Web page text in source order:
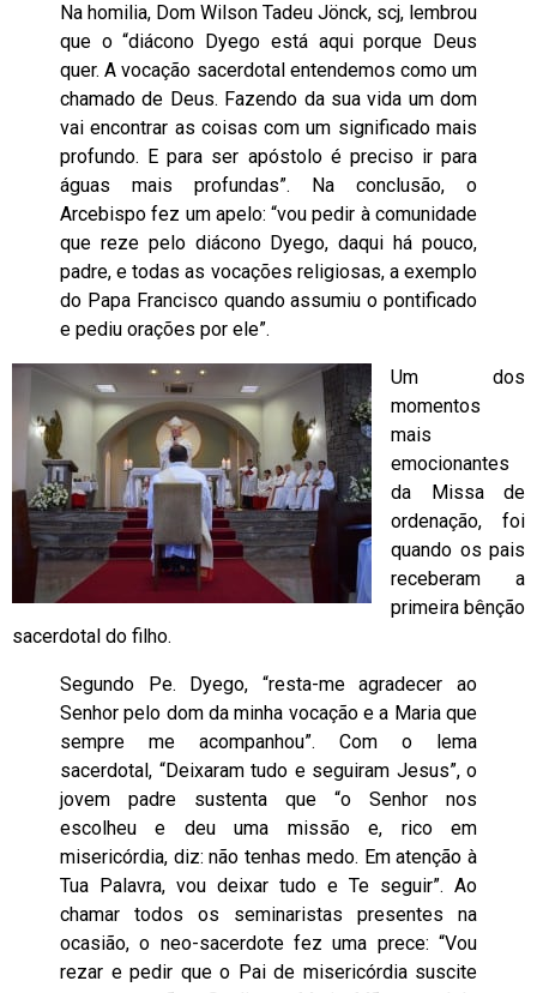
Na homilia, Dom Wilson Tadeu Jönck, scj, lembrou
que o “diácono Dyego está aqui porque Deus
quer. A vocação sacerdotal entendemos como um
chamado de Deus. Fazendo da sua vida um dom
vai encontrar as coisas com um significado mais
profundo. E para ser apóstolo é preciso ir para
águas mais profundas”. Na conclusão, o
Arcebispo fez um apelo: “vou pedir à comunidade
que reze pelo diácono Dyego, daqui há pouco,
padre, e todas as vocações religiosas, a exemplo
do Papa Francisco quando assumiu o pontificado
e pediu orações por ele”.
Um dos
momentos
mais
emocionantes
da Missa de
ordenação, foi
quando os pais
receberam a
primeira bênção
sacerdotal do filho.
Segundo Pe. Dyego, “resta-me agradecer ao
Senhor pelo dom da minha vocação e a Maria que
sempre me acompanhou”. Com o lema
sacerdotal, “Deixaram tudo e seguiram Jesus”, o
jovem padre sustenta que “o Senhor nos
escolheu e deu uma missão e, rico em
misericórdia, diz: não tenhas medo. Em atenção à
Tua Palavra, vou deixar tudo e Te seguir”. Ao
chamar todos os seminaristas presentes na
ocasião, o neo-sacerdote fez uma prece: “Vou
rezar e pedir que o Pai de misericórdia suscite